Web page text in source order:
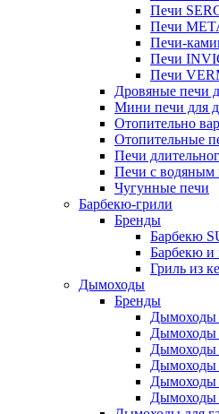
Печи
Печи
Печи-
Печи
Печи
Дровяные печи
Мини печи для
Отопительно
Отопительные
Печи
Печи с водяным
Чугунные печи
Барбекю-грили
Бренды
Барбекю
Барбекю и
Гриль из
Дымоходы
Бренды
Дымоходы
Дымоходы
Дымоходы
Дымоходы
Дымоходы